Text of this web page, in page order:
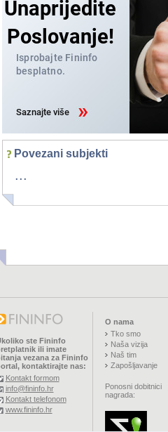
Povezani subjekti
...
ste Fininfo
ili imate
vezana za Fininfo
kontaktirajte nas:
Kontakt formom
info@fininfo.hr
Kontakt telefonom
www.fininfo.hr
O nama
Tko smo
Naša vizija
Naš tim
Zapošljavanje
Ponosni dobitnici
nagrada: